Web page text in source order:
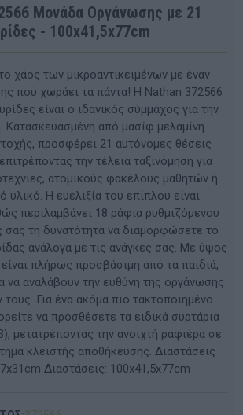
Μονάδα Οργάνωσης με 21
- 100x41,5x77cm
χάος των μικροαντικειμένων με έναν
που χωράει τα πάντα! Η Nathan 372566
είναι ο ιδανικός σύμμαχος για την
Κατασκευασμένη από μασίφ μελαμίνη
προσφέρει 21 αυτόνομες θέσεις
την τέλεια ταξινόμηση για
ατομικούς φακέλους μαθητών ή
υλικό. Η ευελιξία του επίπλου είναι
περιλαμβάνει 18 ράφια ρυθμιζόμενου
σας τη δυνατότητα να διαμορφώσετε το
ανάλογα με τις ανάγκες σας. Με ύψος
πλήρως προσβάσιμη από τα παιδιά,
να αναλάβουν την ευθύνη της οργάνωσης
Για ένα ακόμα πιο τακτοποιημένο
να προσθέσετε τα ειδικά συρτάρια
μετατρέποντας την ανοιχτή ραφιέρα σε
κλειστής αποθήκευσης. Διαστάσεις
Διαστάσεις: 100x41,5x77cm